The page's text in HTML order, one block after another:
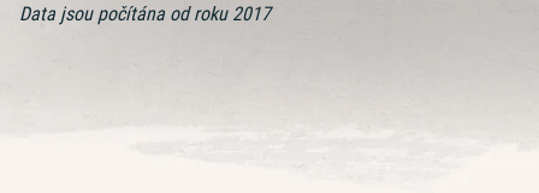
Data jsou počítána od roku 2017
Výherci a výhry